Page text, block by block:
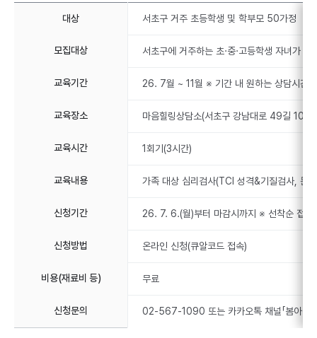
대상 서초구 거주 초등학생 및 학부모 50가정
모집대상 서초구에 거주하는 초·중·고등학생 자녀가
교육기간 26. 7월 ~ 11월 ※ 기간 내 원하는 상담시간
교육장소 마음힐링상담소(서초구 강남대로 49길 10)
교육시간 1회기(3시간)
교육내용 가족 대상 심리검사(TCI 성격&기질검사, 문
신청기간 26. 7. 6.(월)부터 마감시까지 ※ 선착순 접수
신청방법 온라인 신청(큐알코드 접속)
비용(재료비 등) 무료
신청문의 02-567-1090 또는 카카오톡 채널「봄아동청